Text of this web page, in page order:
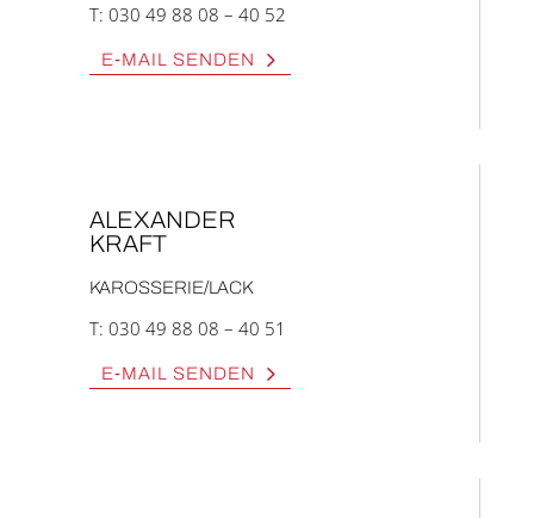
T: 030 49 88 08 – 40 52
E‑MAIL SEN­DEN
ALEX­AN­DER
KRAFT
KAROSSERIE/LACK
T: 030 49 88 08 – 40 51
E‑MAIL SEN­DEN